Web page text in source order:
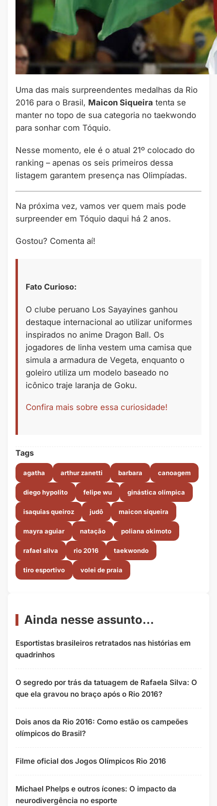
Uma das mais surpreendentes medalhas da Rio
2016 para o Brasil, Maicon Siqueira tenta se
manter no topo de sua categoria no taekwondo
para sonhar com Tóquio.
Nesse momento, ele é o atual 21º colocado do
ranking – apenas os seis primeiros dessa
listagem garantem presença nas Olimpíadas.
Na próxima vez, vamos ver quem mais pode
surpreender em Tóquio daqui há 2 anos.
Gostou? Comenta aí!
Fato Curioso:
O clube peruano Los Sayayines ganhou
destaque internacional ao utilizar uniformes
inspirados no anime Dragon Ball. Os
jogadores de linha vestem uma camisa que
simula a armadura de Vegeta, enquanto o
goleiro utiliza um modelo baseado no
icônico traje laranja de Goku.
Confira mais sobre essa curiosidade!
Tags
agatha arthur zanetti barbara canoagem
diego hypolito felipe wu ginástica olímpica
isaquias queiroz judô maicon siqueira
mayra aguiar natação poliana okimoto
rafael silva rio 2016 taekwondo
tiro esportivo volei de praia
Ainda nesse assunto...
Esportistas brasileiros retratados nas histórias em
quadrinhos
O segredo por trás da tatuagem de Rafaela Silva: O
que ela gravou no braço após o Rio 2016?
Dois anos da Rio 2016: Como estão os campeões
olímpicos do Brasil?
Filme oficial dos Jogos Olímpicos Rio 2016
Michael Phelps e outros ícones: O impacto da
neurodivergência no esporte